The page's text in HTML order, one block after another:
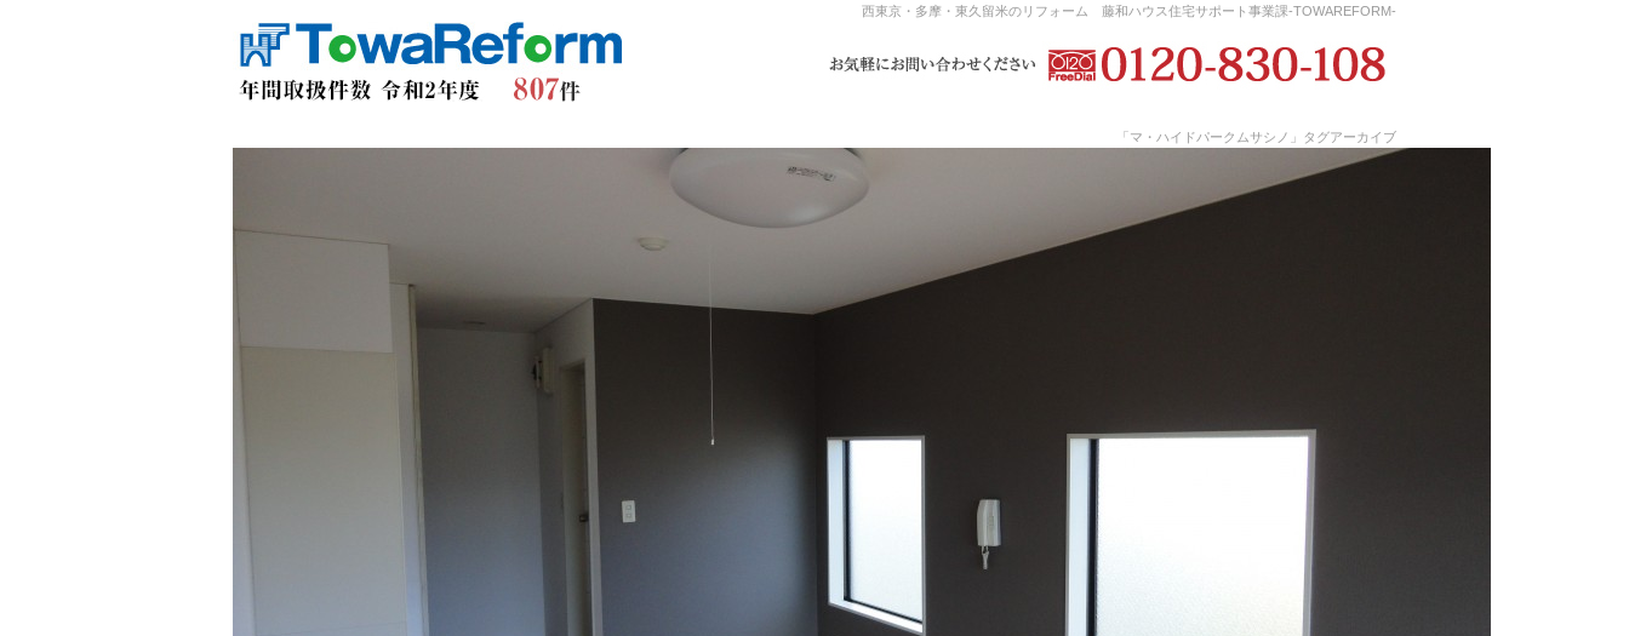
西東京・多摩・東久留米のリフォーム 藤和ハウス住宅サポート事業課-TOWAREFORM-
「マ・ハイドパークムサシノ」タグアーカイブ